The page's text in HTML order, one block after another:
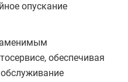
опускание
обеспечивая